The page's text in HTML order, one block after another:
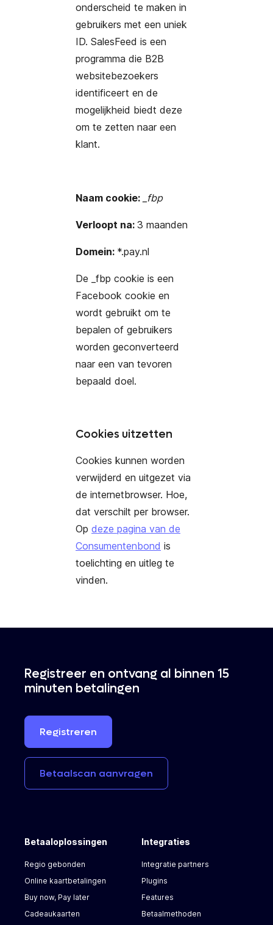
onderscheid te maken in
gebruikers met een uniek
ID. SalesFeed is een
programma die B2B
websitebezoekers
identificeert en de
mogelijkheid biedt deze
om te zetten naar een
klant.
Naam cookie: _fbp
Verloopt na: 3 maanden
Domein: *.pay.nl
De _fbp cookie is een
Facebook cookie en
wordt gebruikt om te
bepalen of gebruikers
worden geconverteerd
naar een van tevoren
bepaald doel.
Cookies uitzetten
Cookies kunnen worden
verwijderd en uitgezet via
de internetbrowser. Hoe,
dat verschilt per browser.
Op deze pagina van de
Consumentenbond is
toelichting en uitleg te
vinden.
Registreer en ontvang al binnen 15
minuten betalingen
Registreren
Betaalscan aanvragen
Betaaloplossingen
Regio gebonden
Online kaartbetalingen
Buy now, Pay later
Cadeaukaarten
Integraties
Integratie partners
Plugins
Features
Betaalmethoden